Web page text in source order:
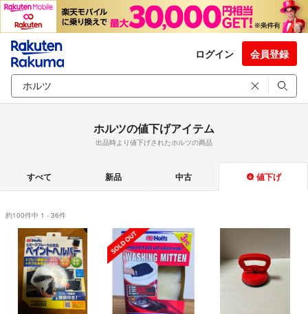
ログイン 会員登録
ホルツの値下げアイテム
出品時より値下げされたホルツの商品
すべて 新品 中古 値下げ
約100件中 1 - 36件